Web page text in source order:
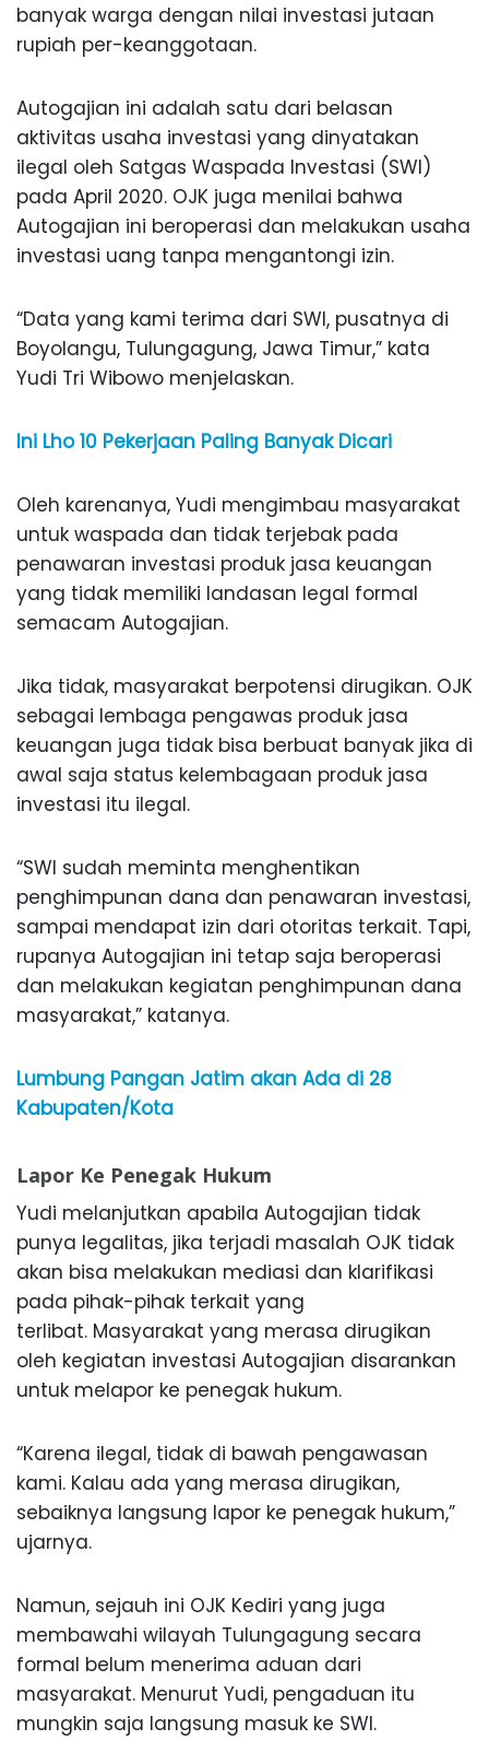
banyak warga dengan nilai investasi jutaan
rupiah per-keanggotaan.
Autogajian ini adalah satu dari belasan
aktivitas usaha investasi yang dinyatakan
ilegal oleh Satgas Waspada Investasi (SWI)
pada April 2020. OJK juga menilai bahwa
Autogajian ini beroperasi dan melakukan usaha
investasi uang tanpa mengantongi izin.
“Data yang kami terima dari SWI, pusatnya di
Boyolangu, Tulungagung, Jawa Timur,” kata
Yudi Tri Wibowo menjelaskan.
Ini Lho 10 Pekerjaan Paling Banyak Dicari
Oleh karenanya, Yudi mengimbau masyarakat
untuk waspada dan tidak terjebak pada
penawaran investasi produk jasa keuangan
yang tidak memiliki landasan legal formal
semacam Autogajian.
Jika tidak, masyarakat berpotensi dirugikan. OJK
sebagai lembaga pengawas produk jasa
keuangan juga tidak bisa berbuat banyak jika di
awal saja status kelembagaan produk jasa
investasi itu ilegal.
“SWI sudah meminta menghentikan
penghimpunan dana dan penawaran investasi,
sampai mendapat izin dari otoritas terkait. Tapi,
rupanya Autogajian ini tetap saja beroperasi
dan melakukan kegiatan penghimpunan dana
masyarakat,” katanya.
Lumbung Pangan Jatim akan Ada di 28
Kabupaten/Kota
Lapor Ke Penegak Hukum
Yudi melanjutkan apabila Autogajian tidak
punya legalitas, jika terjadi masalah OJK tidak
akan bisa melakukan mediasi dan klarifikasi
pada pihak-pihak terkait yang
terlibat. Masyarakat yang merasa dirugikan
oleh kegiatan investasi Autogajian disarankan
untuk melapor ke penegak hukum.
“Karena ilegal, tidak di bawah pengawasan
kami. Kalau ada yang merasa dirugikan,
sebaiknya langsung lapor ke penegak hukum,”
ujarnya.
Namun, sejauh ini OJK Kediri yang juga
membawahi wilayah Tulungagung secara
formal belum menerima aduan dari
masyarakat. Menurut Yudi, pengaduan itu
mungkin saja langsung masuk ke SWI.